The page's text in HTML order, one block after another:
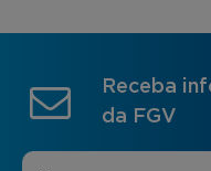
Receba
da FGV
Nome